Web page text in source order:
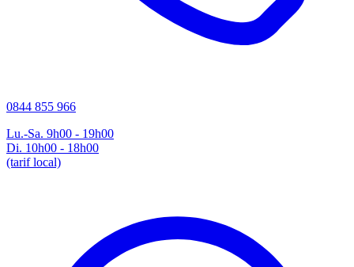
0844 855 966
Lu.-Sa. 9h00 - 19h00
Di. 10h00 - 18h00
(tarif local)